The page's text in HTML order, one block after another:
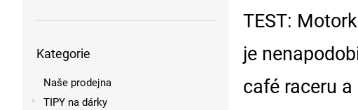
kategorie
Kategorie
Naše prodejna
TIPY na dárky
TEST:
je
café raceru